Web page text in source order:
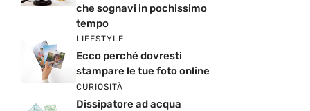
che sognavi in pochissimo
tempo
LIFESTYLE
Ecco perché dovresti
stampare le tue foto online
CURIOSITÀ
Dissipatore ad acqua